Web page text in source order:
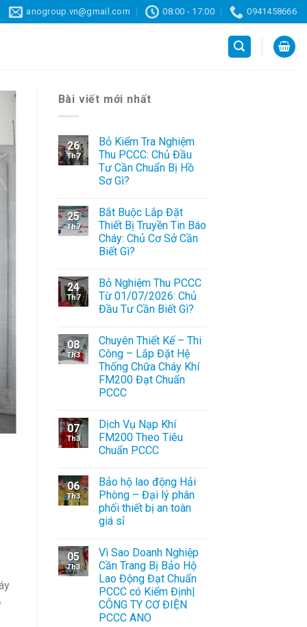
anogroup.vn@gmail.com 08:00 - 17:00 0941458666
Bài viết mới nhất
26
Th7
Bỏ Kiểm Tra Nghiệm
Thu PCCC: Chủ Đầu
Tư Cần Chuẩn Bị Hồ
Sơ Gì?
25
Th7
Bắt Buộc Lắp Đặt
Thiết Bị Truyền Tin Báo
Cháy: Chủ Cơ Sở Cần
Biết Gì?
24
Th7
Bỏ Nghiệm Thu PCCC
Từ 01/07/2026: Chủ
Đầu Tư Cần Biết Gì?
08
Th3
Chuyên Thiết Kế – Thi
Công – Lắp Đặt Hệ
Thống Chữa Cháy Khí
FM200 Đạt Chuẩn
PCCC
07
Th3
Dịch Vụ Nạp Khí
FM200 Theo Tiêu
Chuẩn PCCC
06
Th3
Bảo hộ lao động Hải
Phòng – Đại lý phân
phối thiết bị an toàn
giá sỉ
05
Th3
Vì Sao Doanh Nghiệp
Cần Trang Bị Bảo Hộ
Lao Động Đạt Chuẩn
PCCC có Kiểm Định|
CÔNG TY CƠ ĐIỆN
PCCC ANO